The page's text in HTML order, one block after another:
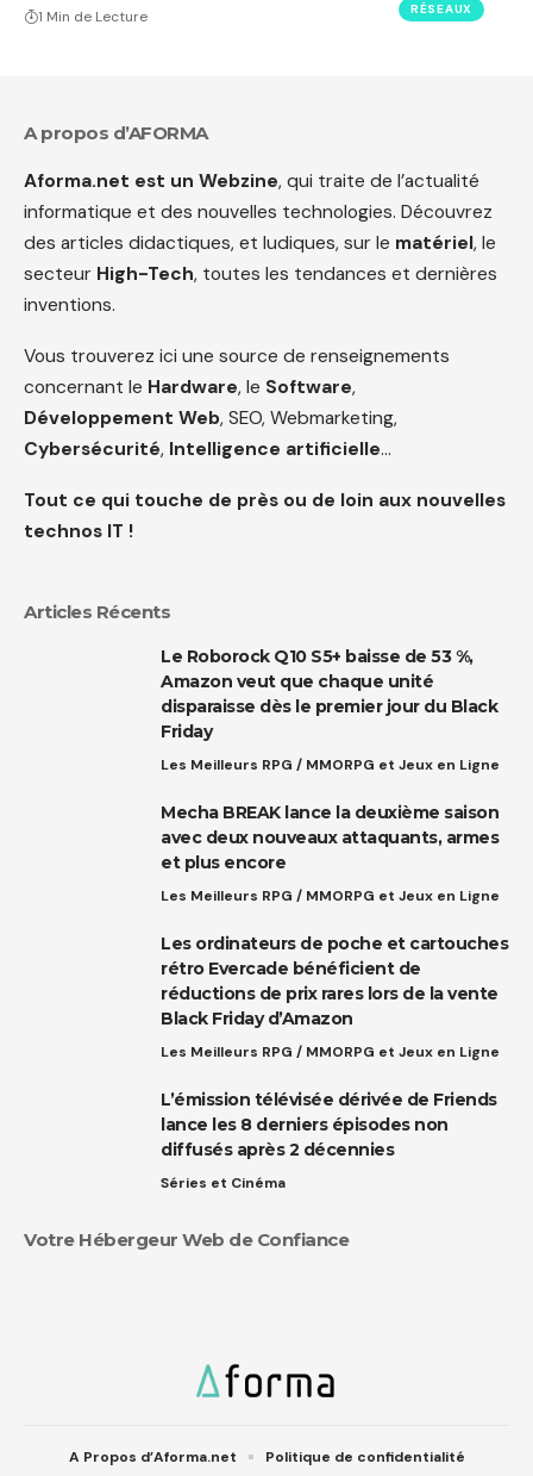
RÉSEAUX
1 Min de Lecture
A propos d’AFORMA
Aforma.net est un Webzine, qui traite de l’actualité
informatique et des nouvelles technologies. Découvrez
des articles didactiques, et ludiques, sur le matériel, le
secteur High-Tech, toutes les tendances et dernières
inventions.
Vous trouverez ici une source de renseignements
concernant le Hardware, le Software,
Développement Web, SEO, Webmarketing,
Cybersécurité, Intelligence artificielle…
Tout ce qui touche de près ou de loin aux nouvelles
technos IT !
Articles Récents
Le Roborock Q10 S5+ baisse de 53 %,
Amazon veut que chaque unité
disparaisse dès le premier jour du Black
Friday
Les Meilleurs RPG / MMORPG et Jeux en Ligne
Mecha BREAK lance la deuxième saison
avec deux nouveaux attaquants, armes
et plus encore
Les Meilleurs RPG / MMORPG et Jeux en Ligne
Les ordinateurs de poche et cartouches
rétro Evercade bénéficient de
réductions de prix rares lors de la vente
Black Friday d’Amazon
Les Meilleurs RPG / MMORPG et Jeux en Ligne
L’émission télévisée dérivée de Friends
lance les 8 derniers épisodes non
diffusés après 2 décennies
Séries et Cinéma
Votre Hébergeur Web de Confiance
A Propos d’Aforma.net
Politique de confidentialité